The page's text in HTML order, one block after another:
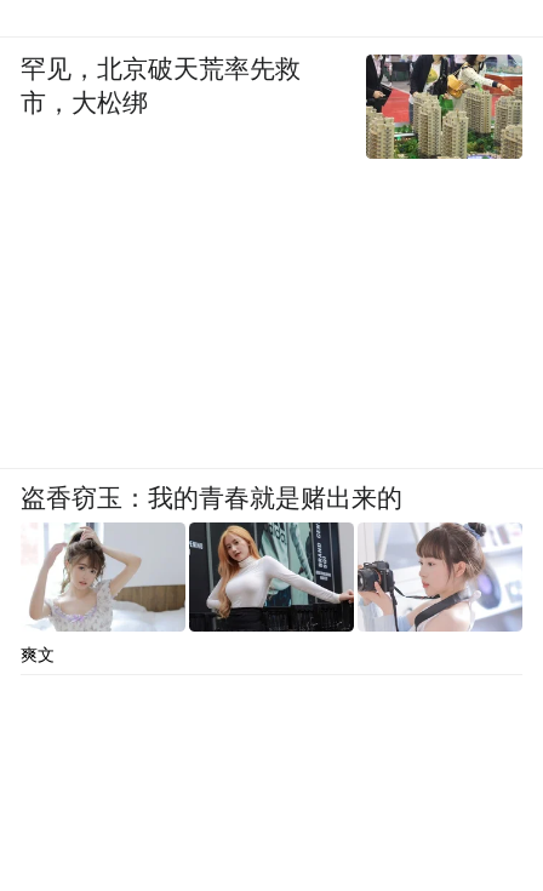
罕见，北京破天荒率先救
市，大松绑
盗香窃玉：我的青春就是赌出来的
爽文